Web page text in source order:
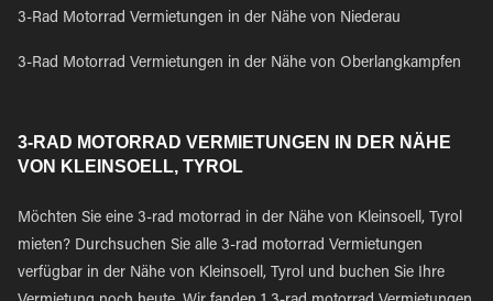
3-Rad Motorrad Vermietungen in der Nähe von Niederau
3-Rad Motorrad Vermietungen in der Nähe von Oberlangkampfen
3-RAD MOTORRAD VERMIETUNGEN IN DER NÄHE
VON KLEINSOELL, TYROL
Möchten Sie eine 3-rad motorrad in der Nähe von Kleinsoell, Tyrol
mieten? Durchsuchen Sie alle 3-rad motorrad Vermietungen
verfügbar in der Nähe von Kleinsoell, Tyrol und buchen Sie Ihre